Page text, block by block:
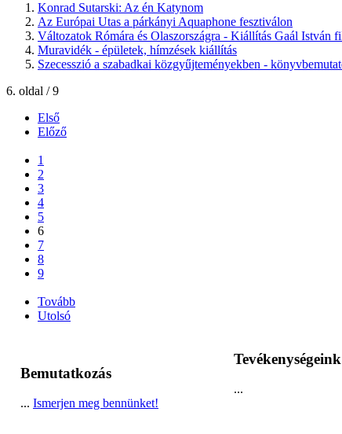
Konrad Sutarski: Az én Katynom
Az Európai Utas a párkányi Aquaphone fesztiválon
Változatok Rómára és Olaszországra - Kiállítás Gaál István
Muravidék - épületek, hímzések kiállítás
Szecesszió a szabadkai közgyűjteményekben -
6. oldal / 9
Első
Előző
1
2
3
4
5
6
7
8
9
Tovább
Utolsó
Bemutatkozás
... Ismerjen meg bennünket!
Tevékenységeink
...